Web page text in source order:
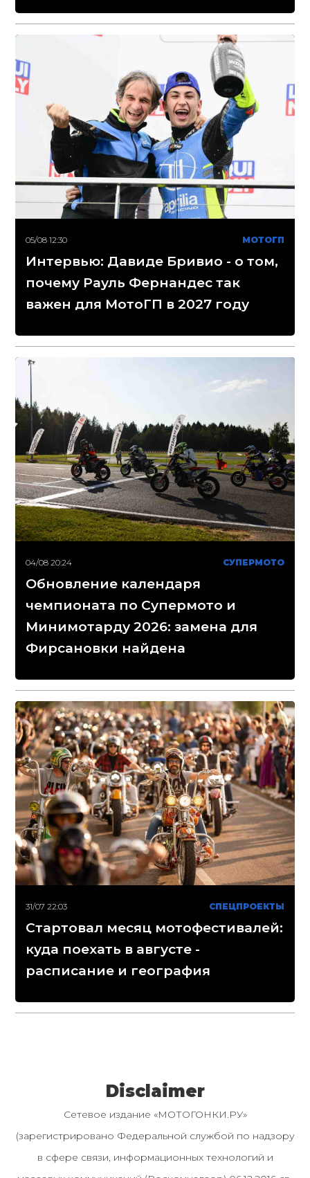
05/08 12:30 МОТОГП
Интервью: Давиде Бривио - о том,
почему Рауль Фернандес так
важен для МотоГП в 2027 году
04/08 20:24 СУПЕРМОТО
Обновление календаря
чемпионата по Супермото и
Минимотарду 2026: замена для
Фирсановки найдена
31/07 22:03 СПЕЦПРОЕКТЫ
Стартовал месяц мотофестивалей:
куда поехать в августе -
расписание и география
Disclaimer
Сетевое издание «МОТОГОНКИ.РУ»
(зарегистрировано Федеральной службой по надзору
в сфере связи, информационных технологий и